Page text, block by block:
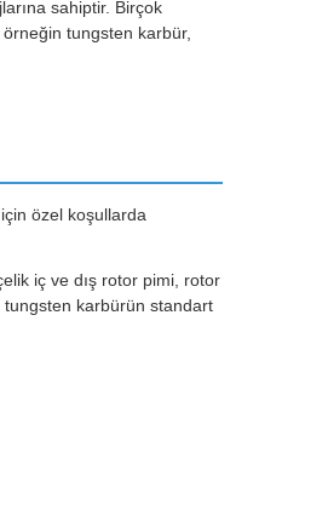
sahiptir. Birçok
tungsten karbür,
özel koşullarda
iç ve dış rotor pimi, rotor
karbürün standart